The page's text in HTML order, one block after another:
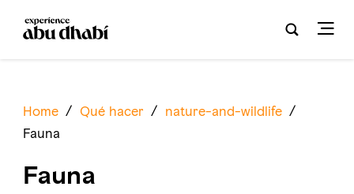
Home / Qué hacer / nature-and-wildlife /
Fauna
Fauna